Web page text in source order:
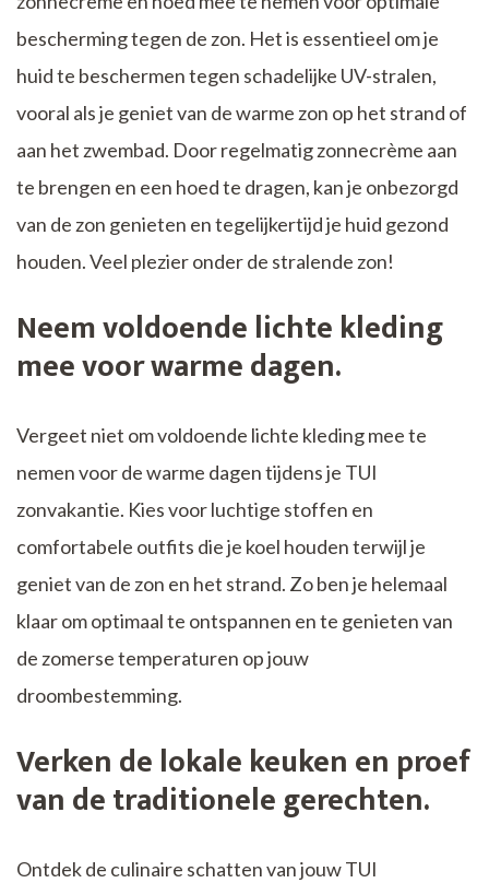
bescherming tegen de zon. Het is essentieel om je
huid te beschermen tegen schadelijke UV-stralen,
vooral als je geniet van de warme zon op het strand of
aan het zwembad. Door regelmatig zonnecrème aan
te brengen en een hoed te dragen, kan je onbezorgd
van de zon genieten en tegelijkertijd je huid gezond
houden. Veel plezier onder de stralende zon!
Neem voldoende lichte kleding
mee voor warme dagen.
Vergeet niet om voldoende lichte kleding mee te
nemen voor de warme dagen tijdens je TUI
zonvakantie. Kies voor luchtige stoffen en
comfortabele outfits die je koel houden terwijl je
geniet van de zon en het strand. Zo ben je helemaal
klaar om optimaal te ontspannen en te genieten van
de zomerse temperaturen op jouw
droombestemming.
Verken de lokale keuken en proef
van de traditionele gerechten.
Ontdek de culinaire schatten van jouw TUI